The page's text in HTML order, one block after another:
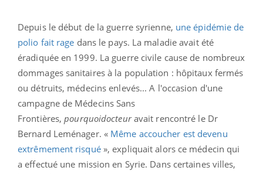
Depuis le début de la guerre syrienne, une épidémie de
polio fait rage dans le pays. La maladie avait été
éradiquée en 1999. La guerre civile cause de nombreux
dommages sanitaires à la population : hôpitaux fermés
ou détruits, médecins enlevés... A l'occasion d'une
campagne de Médecins Sans
Frontières,pourquoidocteuravait rencontré le Dr
Bernard Leménager. « Même accoucher est devenu
extrêmement risqué», expliquait alors ce médecin qui
a effectué une mission en Syrie. Dans certaines villes,